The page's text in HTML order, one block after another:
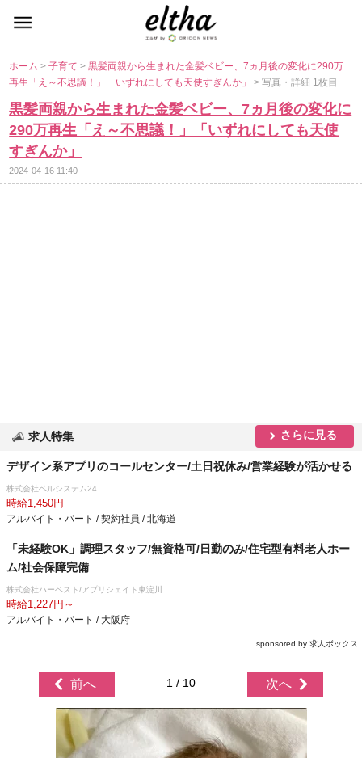
ホーム>子育て>黒髪両親から生まれた金髪ベビー、7ヵ月後の変化に290万
再生「え～不思議！」「いずれにしても天使すぎんか」> 写真・詳細 1枚目
黒髪両親から生まれた金髪ベビー、7ヵ月後の変化に
290万再生「え～不思議！」「いずれにしても天使
すぎんか」
2024-04-16 11:40
求人特集 さらに見る
デザイン系アプリのコールセンター/土日祝休み/営業経験が活かせる
株式会社ベルシステム24
時給1,450円
アルバイト・パート / 契約社員 / 北海道
「未経験OK」調理スタッフ/無資格可/日勤のみ/住宅型有料老人ホー
ム/社会保障完備
株式会社ハーベスト/アプリシェイト東淀川
時給1,227円～
アルバイト・パート / 大阪府
sponsored by 求人ボックス
前へ 1 / 10 次へ